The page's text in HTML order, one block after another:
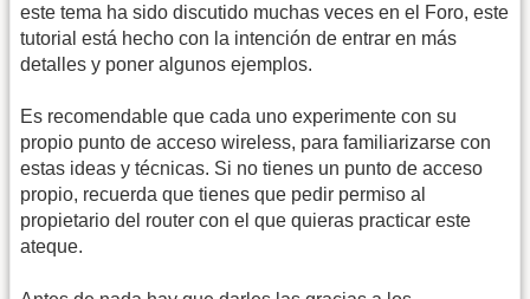
este tema ha sido discutido muchas veces en el Foro, este
tutorial está hecho con la intención de entrar en más
detalles y poner algunos ejemplos.
Es recomendable que cada uno experimente con su
propio punto de acceso wireless, para familiarizarse con
estas ideas y técnicas. Si no tienes un punto de acceso
propio, recuerda que tienes que pedir permiso al
propietario del router con el que quieras practicar este
ateque.